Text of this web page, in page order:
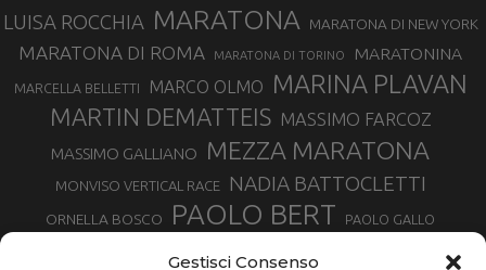
Gestisci Consenso
LUISA ROCCHIA MARATONA MARATONA DI NEW YORK
MARATONA DI ROMA MARATONA DI TORINO MARATONINA
MARCELLA BELLETTI MARCO OLMO MARINA PLAVAN
MARTIN DEMATTEIS MASSIMO FARCOZ
MASSIMO GALLIANO MEZZA MARATONA
MONVISO VERTICAL RACE NADIA BATTOCLETTI
ORNELLA BOSCO PAOLO BERT PAOLO GALLO